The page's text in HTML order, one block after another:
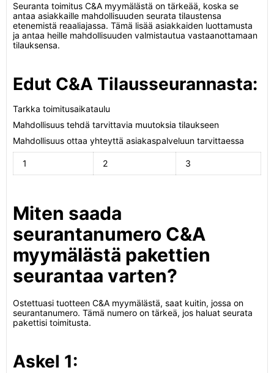
Seuranta toimitus C&A myymälästä on tärkeää, koska se
antaa asiakkaille mahdollisuuden seurata tilaustensa
etenemistä reaaliajassa. Tämä lisää asiakkaiden luottamusta
ja antaa heille mahdollisuuden valmistautua vastaanottamaan
tilauksensa.
Edut C&A Tilausseurannasta:
Tarkka toimitusaikataulu
Mahdollisuus tehdä tarvittavia muutoksia tilaukseen
Mahdollisuus ottaa yhteyttä asiakaspalveluun tarvittaessa
1 2 3
Miten saada
seurantanumero C&A
myymälästä pakettien
seurantaa varten?
Ostettuasi tuotteen C&A myymälästä, saat kuitin, jossa on
seurantanumero. Tämä numero on tärkeä, jos haluat seurata
pakettisi toimitusta.
Askel 1: